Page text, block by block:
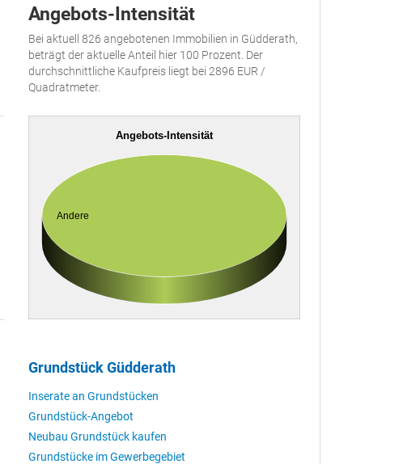
Angebots-Intensität
Bei aktuell 826 angebotenen Immobilien in Güdderath,
beträgt der aktuelle Anteil hier 100 Prozent. Der
durchschnittliche Kaufpreis liegt bei 2896 EUR /
Quadratmeter.
Angebots-Intensität
Andere
Grundstück Güdderath
Inserate an Grundstücken
Grundstück-Angebot
Neubau Grundstück kaufen
Grundstücke im Gewerbegebiet